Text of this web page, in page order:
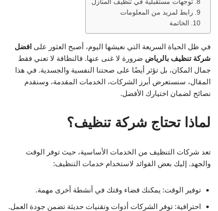
توجهات مستقبلية في تنظيف المنازل
رابط لمزيد من المعلومات
الخاتمة
في ظل الحياة السريعة التي نعيشها اليوم، أصبح العثور على افضل
شركة تنظيف بالرياض ضرورة لا غنى عنها. فالنظافة لا تعني فقط
جمال المكان، بل تؤثر أيضًا على صحتنا النفسية والجسدية. في هذا
المقال، سنستعرض أبرز الشركات، الخدمات المقدمة، وسنقدم
نصائح لضمان اختيارك الأفضل.
لماذا تحتاج شركة تنظيف؟
تعد شركات التنظيف من الخدمات الأساسية، حيث توفر الوقت
والجهد. إليك بعض الفوائد لاستخدام خدمات التنظيف:
توفير الوقت: يمكنك قضاء وقتك في أنشطة أخرى مهمة.
احترافية: توفر الشركات أدوات وتقنيات حديثة تضمن جودة العمل.